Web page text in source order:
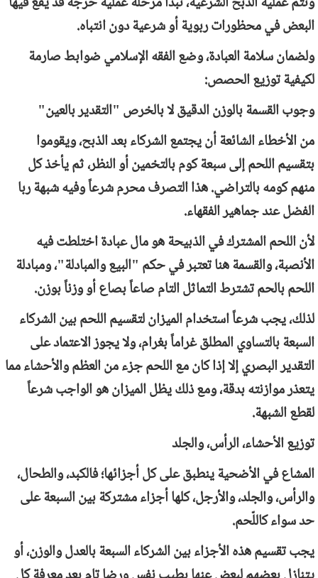
البعض في محظورات ربوية أو شرعية دون انتباه.
ولضمان سلامة العبادة، وضع الفقه الإسلامي ضوابط صارمة
لكيفية توزيع الحصص:
وجوب القسمة بالوزن الدقيق لا بالخرص "التقدير بالعين"
من الأخطاء الشائعة أن يجتمع الشركاء بعد الذبح، ويقوموا
بتقسيم اللحم إلى سبعة كوم بالتخمين أو النظر، ثم يأخذ كل
منهم كومه بالتراضي. هذا التصرف محرم شرعاً وفيه شبهة ربا
الفضل عند جماهير الفقهاء.
لأن اللحم المشترك في الذبيحة هو مال عبادة اختلطت فيه
الأنصبة، والقسمة هنا تعتبر في حكم "البيع والمبادلة"، ومبادلة
اللحم بالحم تشترط التماثل التام صاعاً بصاع أو وزناً بوزن.
لذلك، يجب شرعاً استخدام الميزان لتقسيم اللحم بين الشركاء
السبعة بالتساوي المطلق غراماً بغرام، ولا يجوز الاعتماد على
التقدير البصري إلا إذا كان مع اللحم جزء من العظم والأحشاء مما
يتعذر موازنته بدقة، ومع ذلك يظل الميزان هو الواجب شرعاً
لقطع الشبهة.
توزيع الأحشاء، الرأس، والجلد
المشاع في الأضحية ينطبق على كل أجزائها؛ فالكبد، والطحال،
والرأس، والجلد، والأرجل، كلها أجزاء مشتركة بين السبعة على
حد سواء كاللّحم.
يجب تقسيم هذه الأجزاء بين الشركاء السبعة بالعدل والوزن، أو